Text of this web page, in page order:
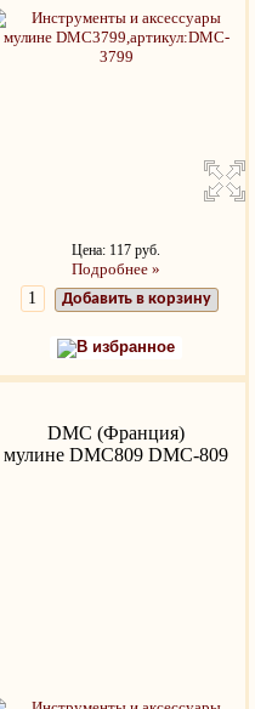
Цена: 117 руб.
Подробнее »
Добавить в корзину
В избранное
DMC (Франция)
мулине DMC809 DMC-809